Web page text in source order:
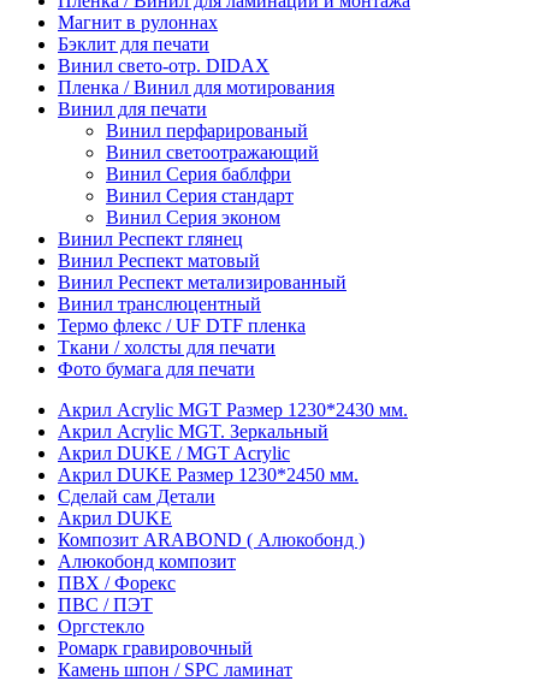
Магнит в рулоннах
Бэклит для печати
Винил свето-отр. DIDAX
Пленка / Винил для мотирования
Винил для печати
Винил перфарированый
Винил светоотражающий
Винил Серия баблфри
Винил Серия стандарт
Винил Серия эконом
Винил Респект глянец
Винил Респект матовый
Винил Респект метализированный
Винил транслюцентный
Термо флекс / UF DTF пленка
Ткани / холсты для печати
Фото бумага для печати
Акрил Acrylic MGT Размер 1230*2430 мм.
Акрил Acrylic MGT. Зеркальный
Акрил DUKE / MGT Acrylic
Акрил DUKE Размер 1230*2450 мм.
Сделай сам Детали
Акрил DUKE
Композит ARABOND ( Алюкобонд )
Алюкобонд композит
ПВХ / Форекс
ПВС / ПЭТ
Оргстекло
Ромарк гравировочный
Камень шпон / SPC ламинат